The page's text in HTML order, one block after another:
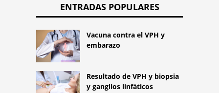
ENTRADAS POPULARES
Vacuna contra el VPH y
embarazo
Resultado de VPH y biopsia
y ganglios linfáticos